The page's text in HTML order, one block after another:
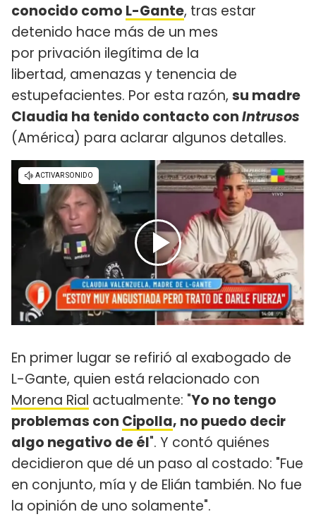
conocido como L-Gante, tras estar
detenido hace más de un mes
por privación ilegítima de la
libertad, amenazas y tenencia de
estupefacientes. Por esta razón, su madre
Claudia ha tenido contacto conIntrusos
(América) para aclarar algunos detalles.
En primer lugar se refirió al exabogado de
L-Gante, quien está relacionado con
Morena Rial actualmente: "Yo no tengo
problemas con Cipolla, no puedo decir
algo negativo de él". Y contó quiénes
decidieron que dé un paso al costado: "Fue
en conjunto, mía y de Elián también. No fue
la opinión de uno solamente".